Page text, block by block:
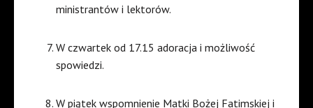
ministrantów i lektorów.
W czwartek od 17.15 adoracja i możliwość
spowiedzi.
W piątek wspomnienie Matki Bożej Fatimskiej i